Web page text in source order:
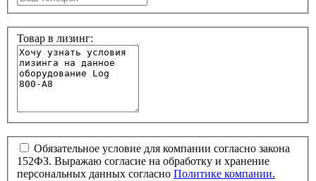
Товар в лизинг:
Обязательное условие для компании согласно закона
152ФЗ. Выражаю согласие на обработку и хранение
персональных данных согласно Политике компании.